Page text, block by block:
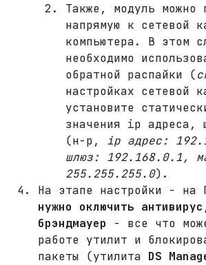
Также, модуль можно
напрямую к сетевой
компьютера. В этом
необходимо
обратной распайки (
настройках сетевой
установите
значения ip адреса,
(н-р, ip адрес:
шлюз: 192.168.0.1,
255.255.255.0).
На этапе настройки - на
нужно оключить
брэндмауер - все что
работе утилит и
пакеты (утилита DS